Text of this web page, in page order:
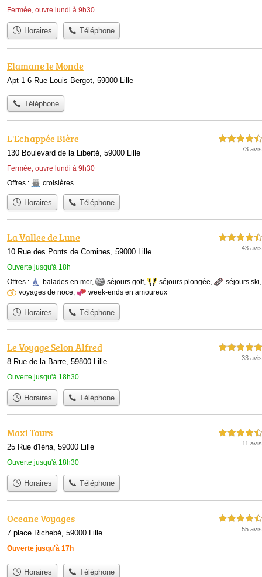
Fermée, ouvre lundi à 9h30
Horaires Téléphone
Elamane le Monde
Apt 1 6 Rue Louis Bergot, 59000 Lille
Téléphone
L'Echappée Bière
130 Boulevard de la Liberté, 59000 Lille
Fermée, ouvre lundi à 9h30
4,5 étoiles sur 5
73 avis
Offres : croisières
Horaires Téléphone
La Vallee de Lune
10 Rue des Ponts de Comines, 59000 Lille
Ouverte jusqu'à 18h
4,5 étoiles sur 5
43 avis
Offres : balades en mer, séjours golf, séjours plongée, séjours ski,
voyages de noce, week-ends en amoureux
Horaires Téléphone
Le Voyage Selon Alfred
8 Rue de la Barre, 59800 Lille
Ouverte jusqu'à 18h30
5,0 étoiles sur 5
33 avis
Horaires Téléphone
Maxi Tours
25 Rue d'Iéna, 59000 Lille
Ouverte jusqu'à 18h30
4,5 étoiles sur 5
11 avis
Horaires Téléphone
Oceane Voyages
7 place Richebé, 59000 Lille
Ouverte jusqu'à 17h
4,5 étoiles sur 5
55 avis
Horaires Téléphone